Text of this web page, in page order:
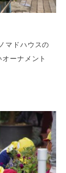
マドハウスの
ーナメント